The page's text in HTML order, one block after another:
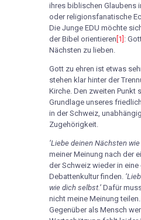
ihres biblischen Glaubens
oder religionsfanatische
Die Junge EDU möchte
der Bibel orientieren [1] :
Nächsten zu lieben.
Gott zu ehren ist etwas
stehen klar hinter der
Kirche. Den zweiten Punkt
Grundlage unseres
in der Schweiz,
Zugehörigkeit.
‘Liebe deinen Nächsten
meiner Meinung nach der
der Schweiz wieder in
Debattenkultur finden.
wie dich selbst.’ Dafür
nicht meine Meinung
Gegenüber als Mensch